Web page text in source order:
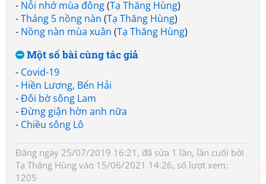
- Nỗi nhớ mùa đông(Tạ Thăng Hùng)
-Tháng 5 nồng nàn (Tạ Thăng Hùng)
- Nồng nàn mùa xuân (Tạ Thăng Hùng)
Một số bài cùng tác giả
- Covid-19
- Hiền Lương, Bến Hải
-Đôi bờ sông Lam
-Đừng giận hờn anh nữa
- Chiều sông Lô
Đăng ngày 25/07/2019 16:21, đã sửa 1 lần, lần cuối bởi
Tạ Thăng Hùng vào 15/06/2021 14:26, số lượt xem:
1205